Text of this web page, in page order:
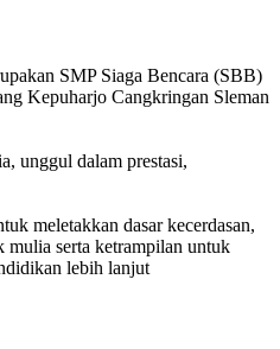
SMP Siaga Bencara (SBB)
Kepuharjo Cangkringan Sleman
unggul dalam prestasi,
meletakkan dasar kecerdasan,
mulia serta ketrampilan untuk
lebih lanjut